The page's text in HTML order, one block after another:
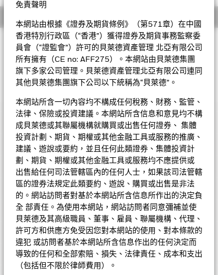
免責聲明
本網站由根據《證券及期貨條例》（第571章）在中國
香港特別行政區（“香港”）獲得證券及期貨事務監察委
員會（“證監會”）許可的貝萊德資產管理 北亞有限公司
所有擁有（CE no: AFF275）。本網站由貝萊德集團
旗下多家公司管理。貝萊德資產管理北亞有限公司連同
其他貝萊德集團旗下公司以下統稱為“貝萊德”。
本網站所含一切內容均不構成任何稅務、財務、監管、
法律、保險或投資建議。本網站所含信息和意見均不構
成貝萊德或其聯屬機構就購買或出售任何證券、 集體
投資計劃、期貨、期權或其他金融工具或服務的推廣、
建議、遊說或要約，並且任何此類證券、集體投資計
劃、期貨、期權或其他金融工具或服務均不應提供或
出售給任何司法管轄區內的任何人士，如果該司法管轄
區的證券法規定此類要約、遊說、購買或出售是非法
的。網站訪問者對基於本網站所含信息所作出的決定負
全 部責任。為使用本網站，網站訪問者同意彌補並使
貝萊德及其高級職員、董事、雇員、聯屬機構、代理、
許可方和供應方免受因您對本網站的使用、對本條款的
違犯 或訪問者基於本網站所含信息作出的任何決定而
導致的任何和全部索賠、損失、法律責任、成本和支出
（包括但不限於律師費用）。
兌換風險。
開支之下派付股息，此股份類別亦會在基金董事酌情決定下從資本
派付股息。11股份類別在未扣除開支之下派付股息，此股份類別亦
會在基金董事酌情決定下從資本派付股息。股息金額可能超過該股
份類別的已實現總回報，並且可全部或大部分從資本中支付，實際
上可能等同於向投資者返還其部分原始投資本金。8股份類別在未
扣除開支之下派付股息，此股份類別亦會在基金董事酌情決定下從
資本派付股息，並包括以股份類別貨幣對沖引起的息差派付股息。
生更多可供分派的收入。然而，這些股份實際上可能從資本派付股
息，可能相等於投資者獲得部分原投資額回報或資本收益。所有宣
派股息均會導致股份於除息日的每股資產淨值即時減少。
• 基金可運用衍生工具作對沖及投資用途。然而，不會廣泛用作
投資用途。基金在使用衍生工具時可能蒙受損失。投資於備兌認購
期權可能限制相關資產的潛在升幅，或會對本基金的價值造成不利
影響。
• 基金價值可升可跌，且可於短期內反覆，投資者或有可能損失
一定程度的投資金額。
• 投資者不應單憑此文件作投資決定。投資者應參閱基金章程及
產品資料概要以了解風險因素等詳情。
概要
投資目標
系統分析環球股票高息基金以盡量爭取高收入為目標。基金將不
少於70%的總資產投資於環球股本證券，不受既定的國家或地區
限制。
貝萊德系統分析環球股票高息基金
基金的全部貨幣對沖股份類別使用金融衍生產品以對沖貨幣風險。
股份類別中使用金融衍生產品可能為基金內其他股份類別帶來潛在
風險效應（亦稱為溢出）。該基金的管理公司將確保適當的程序得
以進行，以至對其他股份類別的風險效應減至最低。您只需直接在
基金名稱下方使用下拉式方框，即可查閱這基金內全部股份類別—
貨幣對沖股份類別會於股份類別的名稱中顯示「對沖」的字眼。此
外，如欲索取所有貨幣對沖股份類別的完整列表，應向基金管理公
司提出。
表現
圖表
查看圖表
派息紀錄
除淨日
派息
基金資料
基金總值
截至 2026年8月7日
美元 15,051,707,500
基金成立日期
2006年10月13日
基準貨幣
USD
參考指標 2
MSCI所有國家世界低波動指數
首次認購費
5.00%
ISIN
基本因素及風險
持倉數目
截至 2026年6月30日
335
三年標準差
截至 2026年7月31日
8.84%
市賬率
截至 2026年6月30日
3.20
基金評級
Morningstar星號評級
晨星星號評
持股
截至 2026年6月30日
成分股名稱 比重(%)
投資分佈
價格及交易所